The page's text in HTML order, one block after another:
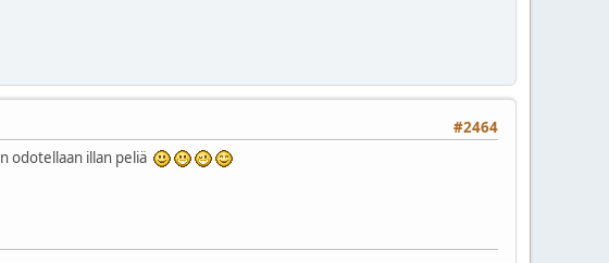
#2464
odotellaan illan peliä